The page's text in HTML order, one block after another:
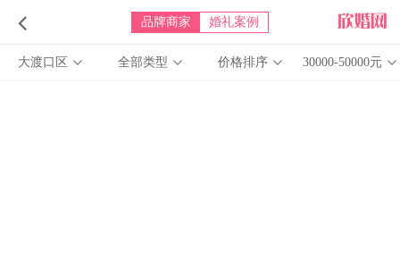
品牌商家 婚礼案例
大渡口区 全部类型 价格排序 30000-50000元